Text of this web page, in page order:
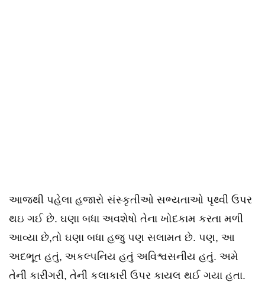
આજથી પહેલા હજારો સંસ્કૃતીઓ સભ્યતાઓ પૃથ્વી ઉપર
થઇ ગઈ છે. ઘણા બધા અવશેષો તેના ખોદકામ કરતા મળી
આવ્યા છે,તો ઘણા બધા હજુ પણ સલામત છે. પણ, આ
અદભૂત હતું, અકલ્પનિય હતું અવિશ્વસનીય હતું. અમે
તેની કારીગરી, તેની કલાકારી ઉપર કાયલ થઈ ગયા હતા.